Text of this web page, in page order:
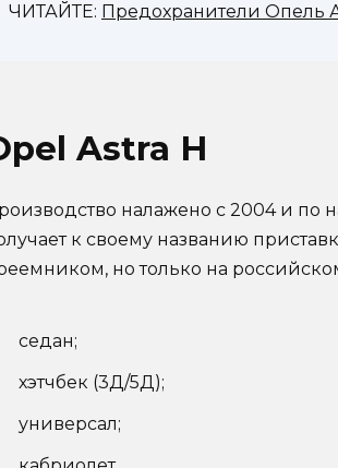
ЧИТАЙТЕ: Предохранители Опель
Astra H
налажено с 2004 и
к своему названию
но только на
седан;
хэтчбек (3Д/5Д);
универсал;